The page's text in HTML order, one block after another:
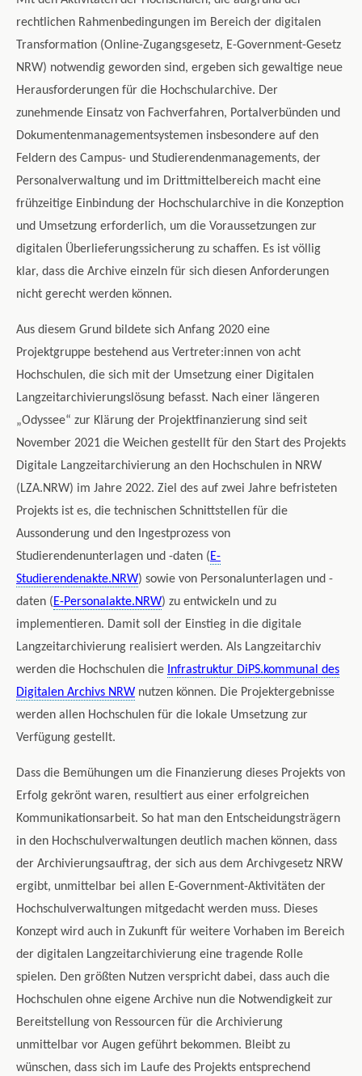
rechtlichen Rahmenbedingungen im Bereich der digitalen
Transformation (Online-Zugangsgesetz, E-Government-Gesetz
NRW) notwendig geworden sind, ergeben sich gewaltige neue
Herausforderungen für die Hochschularchive. Der
zunehmende Einsatz von Fachverfahren, Portalverbünden und
Dokumentenmanagementsystemen insbesondere auf den
Feldern des Campus- und Studierendenmanagements, der
Personalverwaltung und im Drittmittelbereich macht eine
frühzeitige Einbindung der Hochschularchive in die Konzeption
und Umsetzung erforderlich, um die Voraussetzungen zur
digitalen Überlieferungssicherung zu schaffen. Es ist völlig
klar, dass die Archive einzeln für sich diesen Anforderungen
nicht gerecht werden können.
Aus diesem Grund bildete sich Anfang 2020 eine
Projektgruppe bestehend aus Vertreter:innen von acht
Hochschulen, die sich mit der Umsetzung einer Digitalen
Langzeitarchivierungslösung befasst. Nach einer längeren
„Odyssee“ zur Klärung der Projektfinanzierung sind seit
November 2021 die Weichen gestellt für den Start des Projekts
Digitale Langzeitarchivierung an den Hochschulen in NRW
(LZA.NRW) im Jahre 2022. Ziel des auf zwei Jahre befristeten
Projekts ist es, die technischen Schnittstellen für die
Aussonderung und den Ingestprozess von
Studierendenunterlagen und -daten (E-
Studierendenakte.NRW) sowie von Personalunterlagen und -
daten (E-Personalakte.NRW) zu entwickeln und zu
implementieren. Damit soll der Einstieg in die digitale
Langzeitarchivierung realisiert werden. Als Langzeitarchiv
werden die Hochschulen die Infrastruktur DiPS.kommunal des
Digitalen Archivs NRW nutzen können. Die Projektergebnisse
werden allen Hochschulen für die lokale Umsetzung zur
Verfügung gestellt.
Dass die Bemühungen um die Finanzierung dieses Projekts von
Erfolg gekrönt waren, resultiert aus einer erfolgreichen
Kommunikationsarbeit. So hat man den Entscheidungsträgern
in den Hochschulverwaltungen deutlich machen können, dass
der Archivierungsauftrag, der sich aus dem Archivgesetz NRW
ergibt, unmittelbar bei allen E-Government-Aktivitäten der
Hochschulverwaltungen mitgedacht werden muss. Dieses
Konzept wird auch in Zukunft für weitere Vorhaben im Bereich
der digitalen Langzeitarchivierung eine tragende Rolle
spielen. Den größten Nutzen verspricht dabei, dass auch die
Hochschulen ohne eigene Archive nun die Notwendigkeit zur
Bereitstellung von Ressourcen für die Archivierung
unmittelbar vor Augen geführt bekommen. Bleibt zu
wünschen, dass sich im Laufe des Projekts entsprechend